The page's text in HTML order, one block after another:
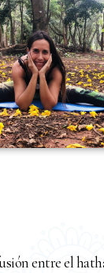
entre el